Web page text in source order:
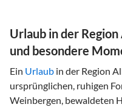
Urlaub in der
und besondere
Ein Urlaub in der Region
ursprünglichen, ruhigen
Weinbergen, bewaldeten